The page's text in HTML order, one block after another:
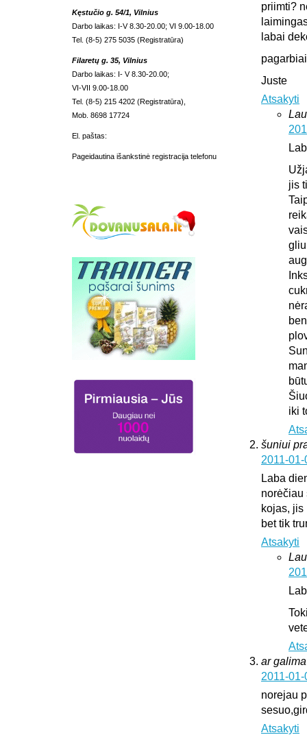
Kęstučio g. 54/1, Vilnius
Darbo laikas: I-V 8.30-20.00; VI 9.00-18.00
Tel. (8-5) 275 5035 (Registratūra)
Filaretų g. 35, Vilnius
Darbo laikas: I- V 8.30-20.00;
VI-VII 9.00-18.00
Tel. (8-5) 215 4202 (Registratūra),
Mob. 8698 17724
El. paštas:
Pageidautina išankstinė registracija telefonu
priimti?
labai
Juste
Atsakyti
jis
iki
šuniui
2011-
Laba
norėčiau
kojas,
bet tik
Atsakyti
ar
2011-
norejau
Atsakyti